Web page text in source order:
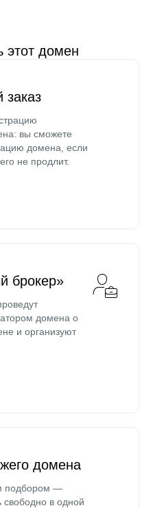
этот домен
заказ
вы сможете
домена, если
не продлит.
брокер»
домена о
и организуют
домена
подбором —
в одной